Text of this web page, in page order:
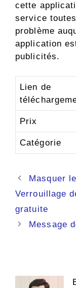
cette
service
problème
application
publicités.
Lien de
Prix
Catégorie
Navigation
des
Masquer
Verrouillage
gratuite
Message